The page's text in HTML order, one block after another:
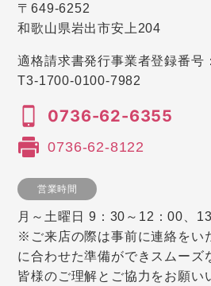
〒649-6252
和歌山県岩出市安上204
適格請求書発行事業者登録番号：
T3-1700-0100-7982
0736-62-6355
0736-62-8122
営業時間
月～土曜日 9：30～12：00、
※ご来店の際は事前に連絡をい
に合わせた準備ができスムーズ
皆様のご理解とご協力をお願い